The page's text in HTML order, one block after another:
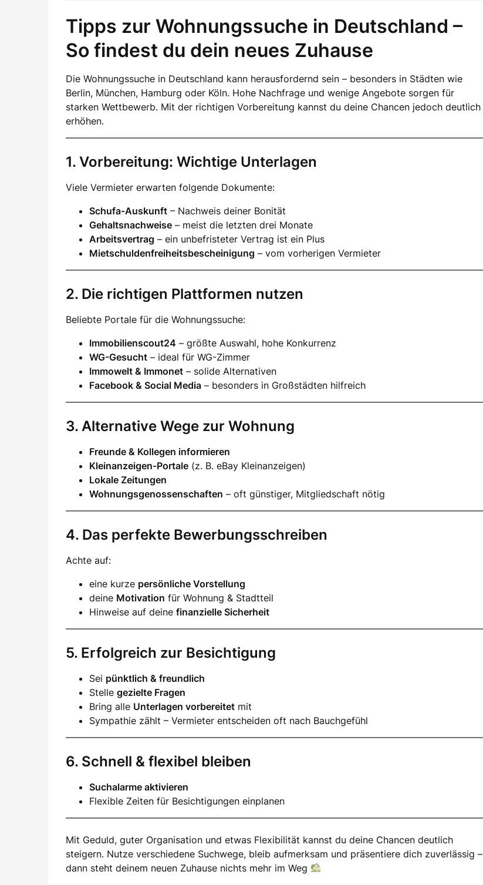
Tipps zur Wohnungssuche in Deutschland –
So findest du dein neues Zuhause
Die Wohnungssuche in Deutschland kann herausfordernd sein – besonders in Städten wie
Berlin, München, Hamburg oder Köln. Hohe Nachfrage und wenige Angebote sorgen für
starken Wettbewerb. Mit der richtigen Vorbereitung kannst du deine Chancen jedoch deutlich
erhöhen.
1. Vorbereitung: Wichtige Unterlagen
Viele Vermieter erwarten folgende Dokumente:
Schufa-Auskunft – Nachweis deiner Bonität
Gehaltsnachweise – meist die letzten drei Monate
Arbeitsvertrag – ein unbefristeter Vertrag ist ein Plus
Mietschuldenfreiheitsbescheinigung – vom vorherigen Vermieter
2. Die richtigen Plattformen nutzen
Beliebte Portale für die Wohnungssuche:
Immobilienscout24 – größte Auswahl, hohe Konkurrenz
WG-Gesucht – ideal für WG-Zimmer
Immowelt & Immonet – solide Alternativen
Facebook & Social Media – besonders in Großstädten hilfreich
3. Alternative Wege zur Wohnung
Freunde & Kollegen informieren
Kleinanzeigen-Portale (z. B. eBay Kleinanzeigen)
Lokale Zeitungen
Wohnungsgenossenschaften – oft günstiger, Mitgliedschaft nötig
4. Das perfekte Bewerbungsschreiben
Achte auf:
eine kurze persönliche Vorstellung
deine Motivation für Wohnung & Stadtteil
Hinweise auf deine finanzielle Sicherheit
5. Erfolgreich zur Besichtigung
Sei pünktlich & freundlich
Stelle gezielte Fragen
Bring alle Unterlagen vorbereitet mit
Sympathie zählt – Vermieter entscheiden oft nach Bauchgefühl
6. Schnell & flexibel bleiben
Suchalarme aktivieren
Flexible Zeiten für Besichtigungen einplanen
Mit Geduld, guter Organisation und etwas Flexibilität kannst du deine Chancen deutlich
steigern. Nutze verschiedene Suchwege, bleib aufmerksam und präsentiere dich zuverlässig –
dann steht deinem neuen Zuhause nichts mehr im Weg